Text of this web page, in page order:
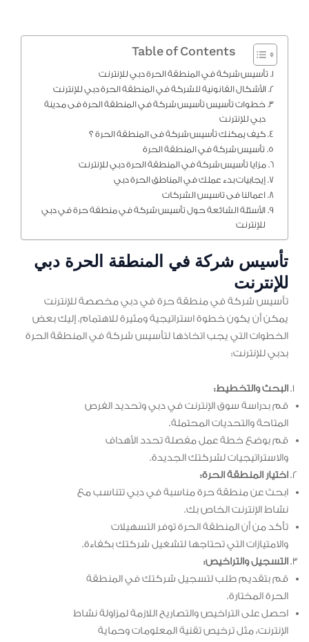
Table of Contents
تأسيس شركة في المنطقة الحرة دبي للإنترنت
الأشكال القانونية للشركة في المنطقة الحرة دبي للإنترنت
خطوات تأسيس تأسيس شركة في المنطقة الحرة فى مدينة
دبي للإنترنت
كيف يمكنك تأسيس شركة فى المنطقة الحرة ؟
تأسيس شركة في المنطقة الحرة
مزايا تأسيس شركة في المنطقة الحرة دبي للإنترنت
إيجابيات بدء عملك في المناطق الحرة دبي
اعمالنا فى تاسيس الشركات
الأسئلة الشائعة حول تأسيس شركة في منطقة حرة في دبي
للإنترنت
تأسيس شركة في المنطقة الحرة دبي
للإنترنت
تأسيس شركة في منطقة حرة في دبي مخصصة للإنترنت
يمكن أن يكون خطوة استراتيجية ومثيرة للاهتمام. إليك بعض
الخطوات التي يجب اتخاذها لتأسيس شركة في المنطقة الحرة
بدبي للإنترنت:
البحث والتخطيط:
قم بدراسة سوق الإنترنت في دبي وتحديد الفرص
المتاحة والتحديات المحتملة.
قم بوضع خطة عمل مفصلة تحدد الأهداف
والاستراتيجيات لشركتك الجديدة.
اختيار المنطقة الحرة:
ابحث عن منطقة حرة مناسبة في دبي تتناسب مع
نشاط الإنترنت الخاص بك.
تأكد من أن المنطقة الحرة توفر التسهيلات
والامتيازات التي تحتاجها لتشغيل شركتك بكفاءة.
التسجيل والتراخيص:
قم بتقديم طلب لتسجيل شركتك في المنطقة
الحرة المختارة.
احصل على التراخيص والتصاريح اللازمة لمزاولة نشاط
الإنترنت، مثل ترخيص تقنية المعلومات وحماية